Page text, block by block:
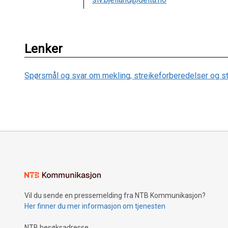
Lenker
Spørsmål og svar om mekling, streikeforberedelser og
Vil du sende en pressemelding fra NTB Kommunikasjon?
Her finner du mer informasjon om tjenesten